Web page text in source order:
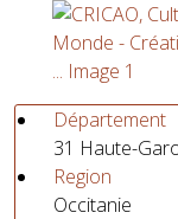
Département
31 Haute-
Region
Occitanie